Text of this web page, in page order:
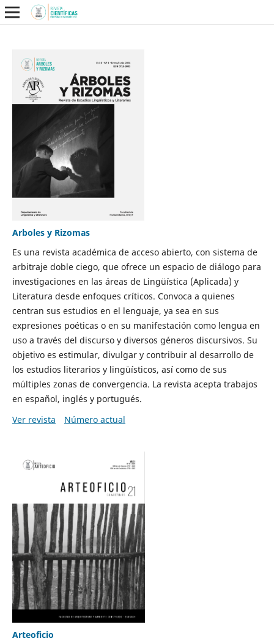
Arboles y Rizomas
Es una revista académica de acceso abierto, con sistema de
arbitraje doble ciego, que ofrece un espacio de diálogo para
investigaciones en las áreas de Lingüística (Aplicada) y
Literatura desde enfoques críticos. Convoca a quienes
centran sus estudios en el lenguaje, ya sea en sus
expresiones poéticas o en su manifestación como lengua en
uso a través del discurso y diversos géneros discursivos. Su
objetivo es estimular, divulgar y contribuir al desarrollo de
los estudios literarios y lingüísticos, así como de sus
múltiples zonas de convergencia. La revista acepta trabajos
en español, inglés y portugués.
Ver revista
Número actual
Arteoficio